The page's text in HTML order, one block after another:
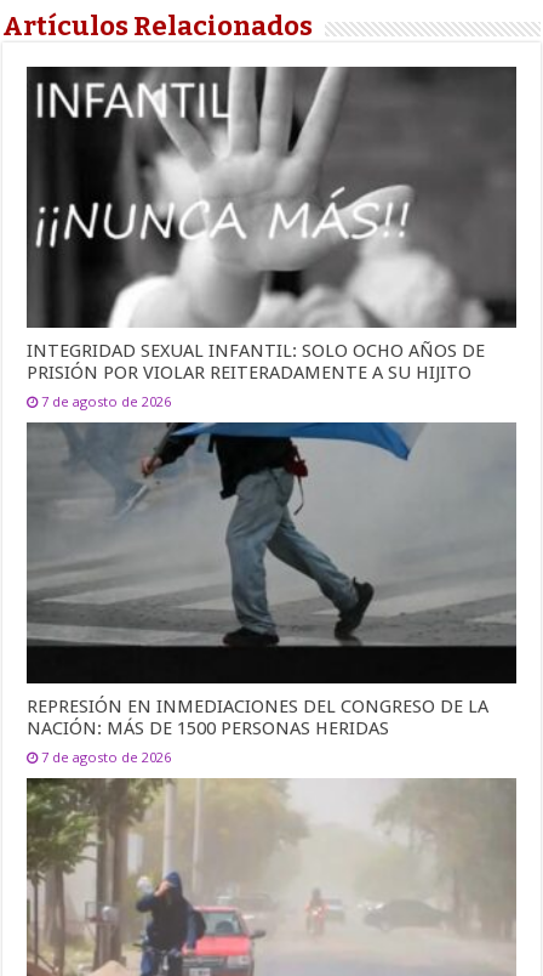
Artículos Relacionados
INTEGRIDAD SEXUAL INFANTIL: SOLO OCHO AÑOS DE
PRISIÓN POR VIOLAR REITERADAMENTE A SU HIJITO
7 de agosto de 2026
REPRESIÓN EN INMEDIACIONES DEL CONGRESO DE LA
NACIÓN: MÁS DE 1500 PERSONAS HERIDAS
7 de agosto de 2026